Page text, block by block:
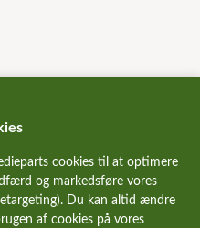
cookies til at optimere
og markedsføre vores
Du kan altid ændre
af cookies på vores